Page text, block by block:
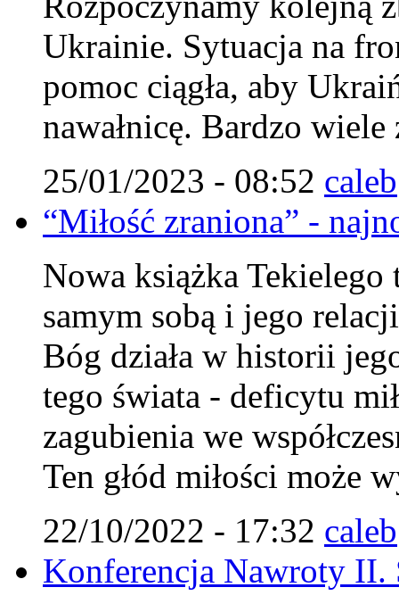
Ukrainie. Sytuacja na
pomoc ciągła, aby
nawałnicę. Bardzo
25/01/2023 - 08:52 caleb
“Miłość zraniona” -
Nowa książka Tekielego
samym sobą i jego
Bóg działa w historii
tego świata - deficytu
zagubienia we
Ten głód miłości może
22/10/2022 - 17:32 caleb
Konferencja Nawroty II.